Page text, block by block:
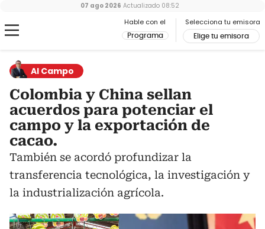
Hable con el
Programa
Selecciona tu emisora
Elige tu emisora
07 ago 2026 Actualizado 08:52
Al Campo
Colombia y China sellan
acuerdos para potenciar el
campo y la exportación de
cacao.
También se acordó profundizar la
transferencia tecnológica, la investigación y
la industrialización agrícola.